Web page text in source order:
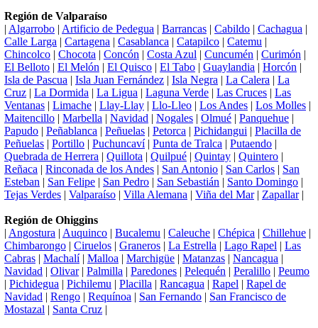
Región de Valparaíso
| Algarrobo | Artificio de Pedegua | Barrancas | Cabildo | Cachagua |
Calle Larga | Cartagena | Casablanca | Catapilco | Catemu |
Chincolco | Chocota | Concón | Costa Azul | Cuncumén | Curimón |
El Belloto | El Melón | El Quisco | El Tabo | Guaylandia | Horcón |
Isla de Pascua | Isla Juan Fernández | Isla Negra | La Calera | La
Cruz | La Dormida | La Ligua | Laguna Verde | Las Cruces | Las
Ventanas | Limache | Llay-Llay | Llo-Lleo | Los Andes | Los Molles |
Maitencillo | Marbella | Navidad | Nogales | Olmué | Panquehue |
Papudo | Peñablanca | Peñuelas | Petorca | Pichidangui | Placilla de
Peñuelas | Portillo | Puchuncaví| Punta de Tralca | Putaendo |
Quebrada de Herrera | Quillota | Quilpué | Quintay | Quintero |
Reñaca | Rinconada de los Andes | San Antonio | San Carlos | San
Esteban | San Felipe | San Pedro | San Sebastián | Santo Domingo |
Tejas Verdes | Valparaíso | Villa Alemana | Viña del Mar| Zapallar|
Región de Ohiggins
| Angostura | Auquinco | Bucalemu | Caleuche | Chépica | Chillehue |
Chimbarongo | Ciruelos | Graneros | La Estrella | Lago Rapel | Las
Cabras | Machalí| Malloa | Marchigüe | Matanzas | Nancagua |
Navidad | Olivar| Palmilla | Paredones | Pelequén | Peralillo | Peumo
| Pichidegua | Pichilemu | Placilla | Rancagua | Rapel | Rapel de
Navidad | Rengo | Requínoa | San Fernando | San Francisco de
Mostazal | Santa Cruz |